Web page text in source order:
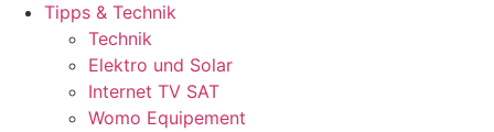
Tipps & Technik
Technik
Elektro und Solar
Internet TV SAT
Womo Equipement